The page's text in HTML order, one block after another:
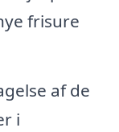
frisure
af de
i